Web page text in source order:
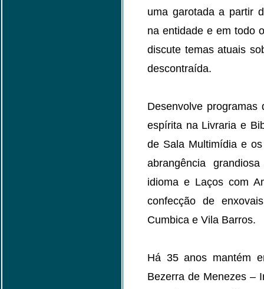
uma garotada a partir
na entidade e em todo
discute temas atuais
descontraída.
Desenvolve
espírita na Livraria e
de Sala Multimídia e
abrangência
idioma e Laços com
confecção de
Cumbica e Vila Barros.
Há 35 anos mantém
Bezerra de Menezes –